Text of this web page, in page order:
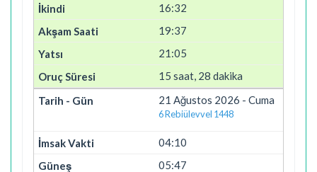
16:32
19:37
21:05
15 saat, 28 dakika
21 Ağustos 2026 - Cuma
6 Rebiülevvel 1448
04:10
05:47